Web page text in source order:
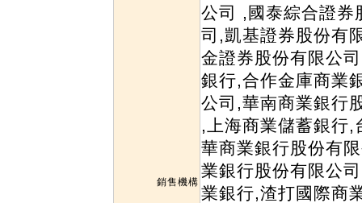
銷售機構
公司 ,國泰綜合證券
司,凱基證券股份有
金證券股份有限公
銀行,合作金庫商業
公司,華南商業銀行
,上海商業儲蓄銀行,
華商業銀行股份有
業銀行股份有限公
業銀行,渣打國際商